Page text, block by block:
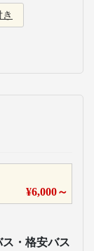
き
¥6,000～
・格安バス